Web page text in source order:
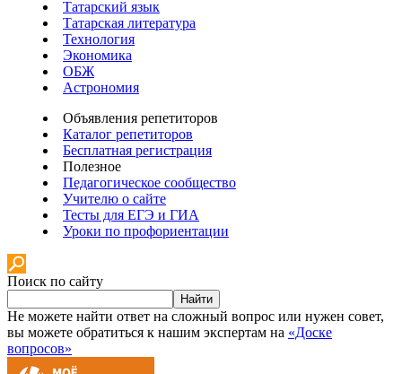
Татарский язык
Татарская литература
Технология
Экономика
ОБЖ
Астрономия
Объявления репетиторов
Каталог репетиторов
Бесплатная регистрация
Полезное
Педагогическое сообщество
Учителю о сайте
Тесты для ЕГЭ и ГИА
Уроки по профориентации
Поиск по сайту
Найти
Не можете найти ответ на сложный вопрос или нужен совет,
вы можете обратиться к нашим экспертам на «Доске
вопросов»